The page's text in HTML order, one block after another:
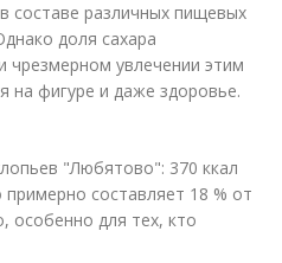
составе различных пищевых
доля сахара
чрезмерном увлечении этим
на фигуре и даже здоровье.
"Любятово": 370 ккал
составляет 18 % от
особенно для тех, кто